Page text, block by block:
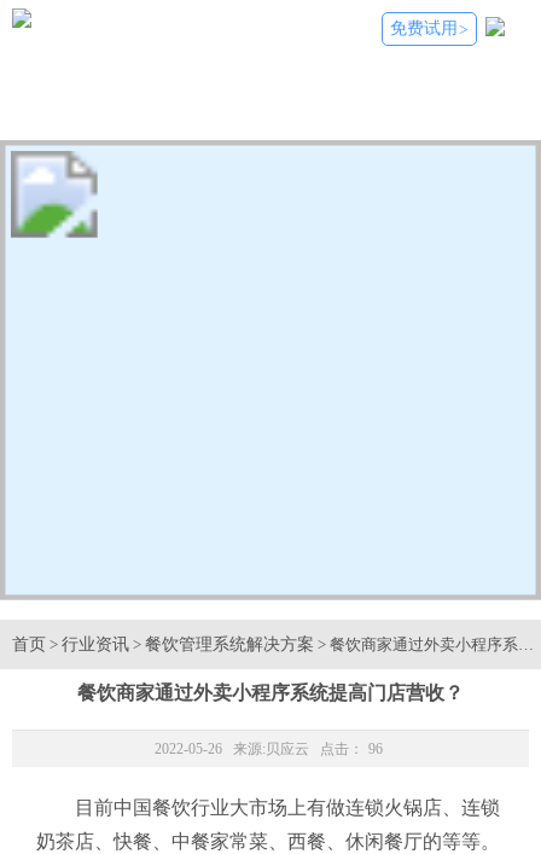
免费试用 >
首页 > 行业资讯 > 餐饮管理系统解决方案 > 餐饮商家通过外卖小程序系统
餐饮商家通过外卖小程序系统提高门店营收？
2022-05-26 来源: 贝应云 点击： 96
目前中国餐饮行业大市场上有做连锁火锅店、连锁
奶茶店、快餐、中餐家常菜、西餐、休闲餐厅的等等。